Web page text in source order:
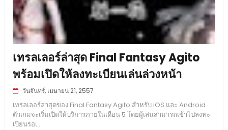
เทรลเลอร์ล่าสุด Final Fantasy Agito
พร้อมเปิดให้ลงทะเบียนเล่นล่วงหน้า
วันจันทร์, เมษายน 21, 2557
เทรลเลอร์ล่าสุดของ Final Fantasy Agito สำหรับ iOS และ Android
ตัวเกมจะเริ่มเปิดให้บริการภายในเดือน 5 โดยผู้เล่นสามารถเข้าไปลงทะ
เบียนรอเ...